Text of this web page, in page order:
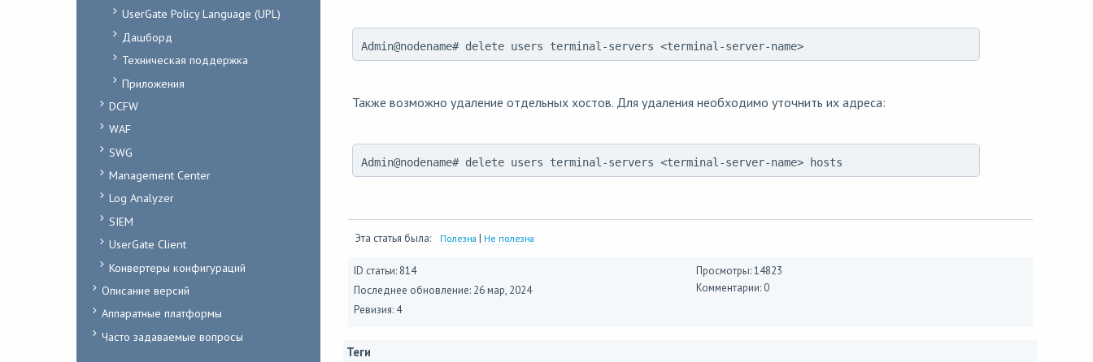
UserGate Policy Language (UPL)
Дашборд
Техническая поддержка
Приложения
DCFW
WAF
SWG
Management Center
Log Analyzer
SIEM
UserGate Client
Конвертеры конфигураций
Описание версий
Аппаратные платформы
Часто задаваемые вопросы
Admin@nodename# delete users terminal-servers <terminal-server-name>
Также возможно удаление отдельных хостов. Для удаления необходимо уточнить их адреса:
Admin@nodename# delete users terminal-servers <terminal-server-name> hosts
Эта статья была: Полезна | Не полезна
ID статьи: 814
Последнее обновление: 26 мар, 2024
Ревизия: 4
Просмотры: 14823
Комментарии: 0
Теги